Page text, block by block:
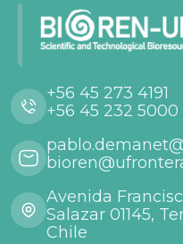
+56 45 273 4191
+56 45 232 5000
Avenida
Salazar 01145,
Chile